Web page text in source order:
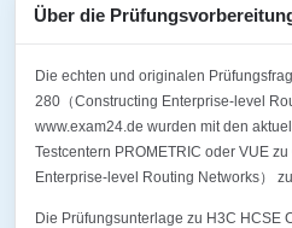
Über die
Die echten und originalen
280（Constructing Enterprise-level
www.exam24.de wurden mit den
Testcentern PROMETRIC oder VUE
Enterprise-level Routing Networks）
Die Prüfungsunterlage zu H3C HCSE